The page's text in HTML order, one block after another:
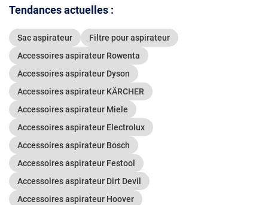
Tendances actuelles :
Sac aspirateur
Filtre pour aspirateur
Accessoires aspirateur Rowenta
Accessoires aspirateur Dyson
Accessoires aspirateur KÄRCHER
Accessoires aspirateur Miele
Accessoires aspirateur Electrolux
Accessoires aspirateur Bosch
Accessoires aspirateur Festool
Accessoires aspirateur Dirt Devil
Accessoires aspirateur Hoover